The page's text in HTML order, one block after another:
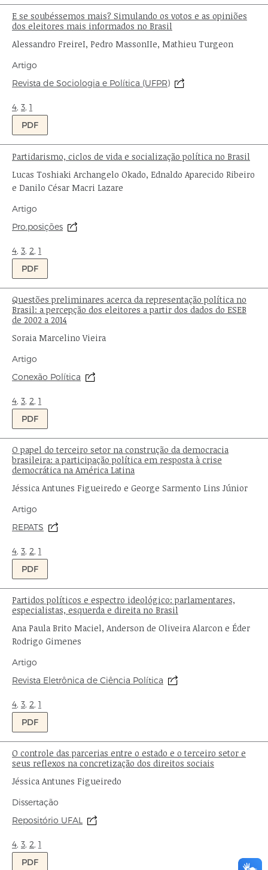
Título:
E se soubéssemos mais? Simulando os votos e as opiniões
dos eleitores mais informados no Brasil
Autor:
Alessandro FreireI, Pedro MassonIIe, Mathieu Turgeon
Tipo
publicação:
Artigo
Origem:
Revista de Sociologia e Política (UFPR)
Ondas:
4, 3, 1
PDF
Título:
Partidarismo, ciclos de vida e socialização política no Brasil
Autor:
Lucas Toshiaki Archangelo Okado, Ednaldo Aparecido Ribeiro
e Danilo César Macri Lazare
Tipo
publicação:
Artigo
Origem:
Pro.posições
Ondas:
4, 3, 2, 1
PDF
Título:
Questões preliminares acerca da representação política no
Brasil: a percepção dos eleitores a partir dos dados do ESEB
de 2002 a 2014
Autor:
Soraia Marcelino Vieira
Tipo
publicação:
Artigo
Origem:
Conexão Política
Ondas:
4, 3, 2, 1
PDF
Título:
O papel do terceiro setor na construção da democracia
brasileira: a participação política em resposta à crise
democrática na América Latina
Autor:
Jéssica Antunes Figueiredo e George Sarmento Lins Júnior
Tipo
publicação:
Artigo
Origem:
REPATS
Ondas:
4, 3, 2, 1
PDF
Título:
Partidos políticos e espectro ideológico: parlamentares,
especialistas, esquerda e direita no Brasil
Autor:
Ana Paula Brito Maciel, Anderson de Oliveira Alarcon e Éder
Rodrigo Gimenes
Tipo
publicação:
Artigo
Origem:
Revista Eletrônica de Ciência Política
Ondas:
4, 3, 2, 1
PDF
Título:
O controle das parcerias entre o estado e o terceiro setor e
seus reflexos na concretização dos direitos sociais
Autor:
Jéssica Antunes Figueiredo
Tipo
publicação:
Dissertação
Origem:
Repositório UFAL
Ondas:
4, 3, 2, 1
PDF